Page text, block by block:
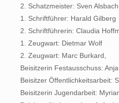
 2. Schatzmeister: Sven Alsbach
 1. Schriftführer: Harald Gilberg
 2. Schriftführerin: Claudia
 1. Zeugwart: Dietmar Wolf
 2. Zeugwart: Marc Burkard,
 Beisitzerin Festausschuss:
 Beisitzer Öffentlichkeitsarbeit:
 Beisitzerin Jugendarbeit: